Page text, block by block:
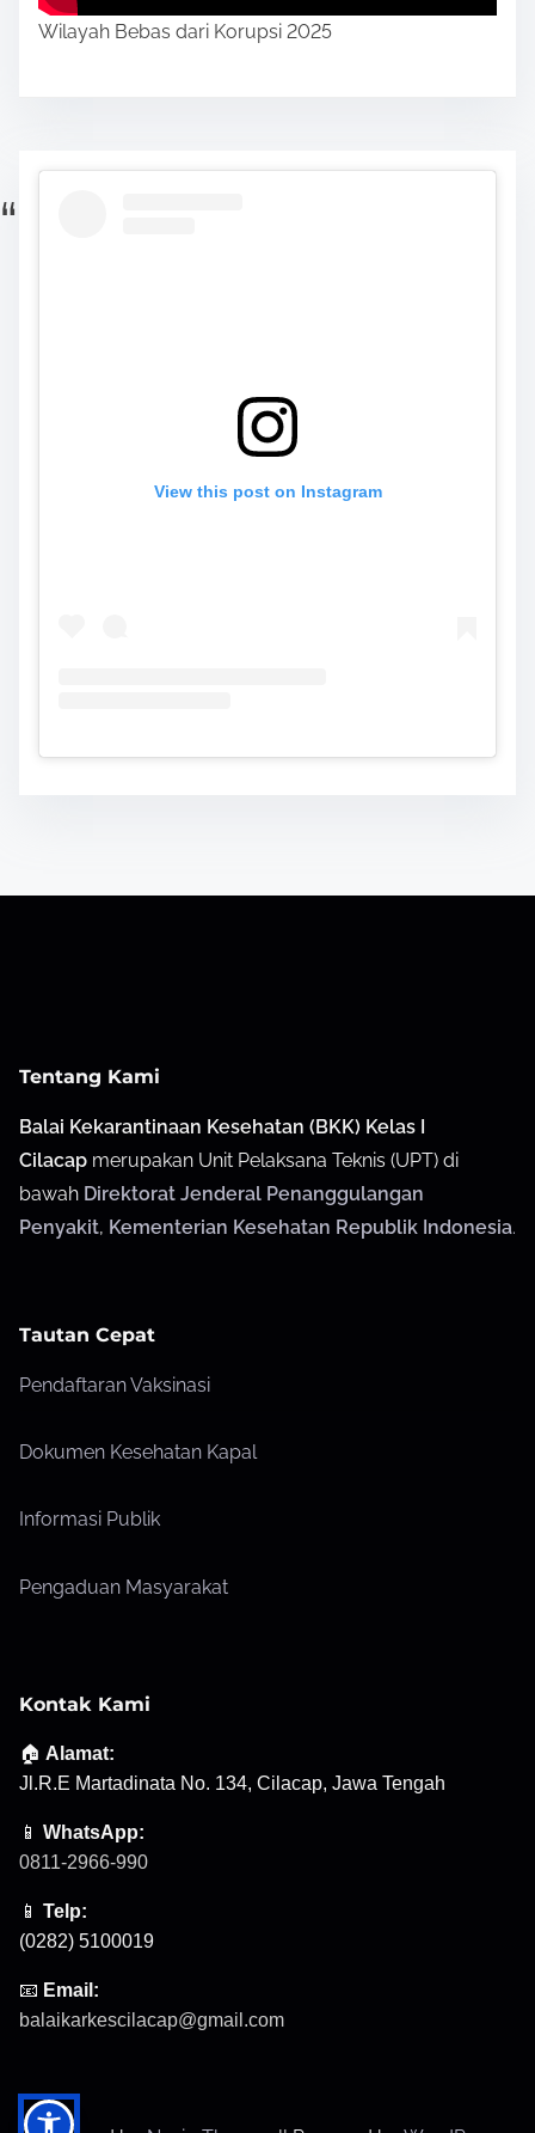
Wilayah Bebas dari Korupsi 2025
View this post on Instagram
Tentang Kami
Balai Kekarantinaan Kesehatan (BKK) Kelas I
Cilacap merupakan Unit Pelaksana Teknis (UPT) di
bawah Direktorat Jenderal Penanggulangan
Penyakit, Kementerian Kesehatan Republik Indonesia.
Tautan Cepat
Pendaftaran Vaksinasi
Dokumen Kesehatan Kapal
Informasi Publik
Pengaduan Masyarakat
Kontak Kami
🏠 Alamat:
Jl.R.E Martadinata No. 134, Cilacap, Jawa Tengah
📱 WhatsApp:
0811-2966-990
📱 Telp:
(0282) 5100019
📧 Email:
balaikarkescilacap@gmail.com